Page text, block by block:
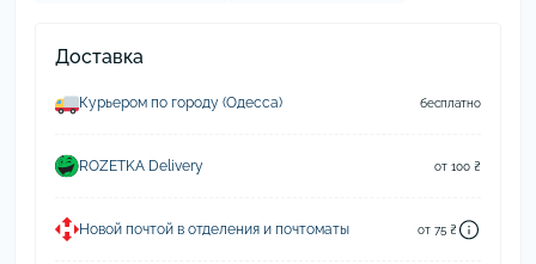
Доставка
Курьером по городу (Одесса) бесплатно
ROZETKA Delivery от 100 ₴
Новой почтой в отделения и почтоматы от 75 ₴